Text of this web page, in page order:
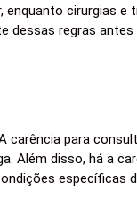
enquanto cirurgias e
dessas regras
carência para
Além disso, há a
específicas